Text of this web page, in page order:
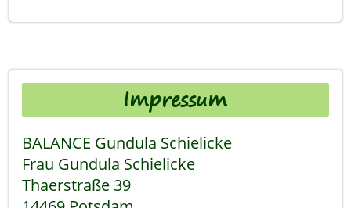
Impressum
BALANCE Gundula Schielicke
Frau Gundula Schielicke
Thaerstraße 39